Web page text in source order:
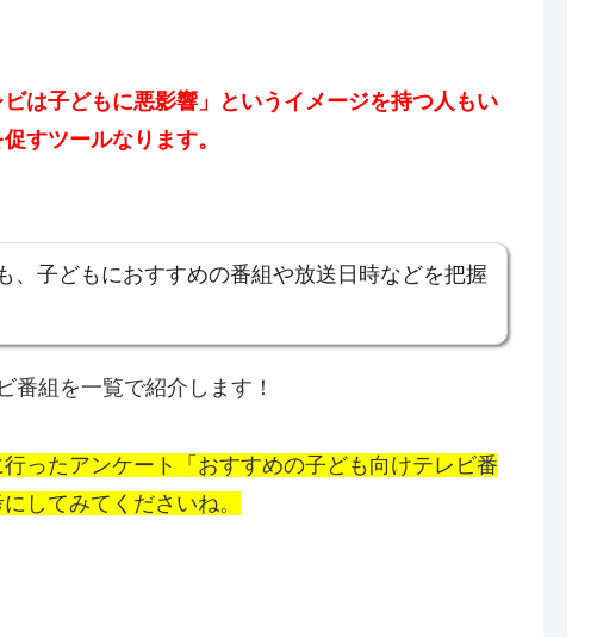
は子どもに悪影響」というイメージを持つ人もい
すツールなります。
、子どもにおすすめの番組や放送日時などを把握
番組を一覧で紹介します！
ったアンケート「おすすめの子ども向けテレビ番
してみてくださいね。